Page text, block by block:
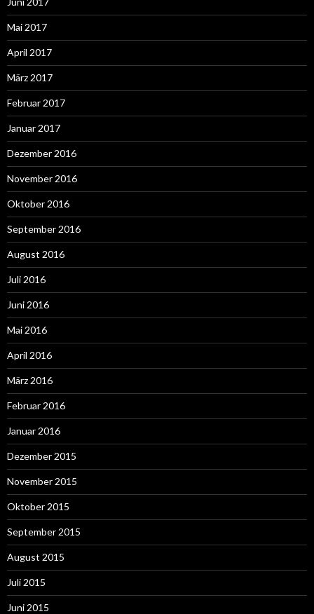
Mai 2017
April 2017
März 2017
Februar 2017
Januar 2017
Dezember 2016
November 2016
Oktober 2016
September 2016
August 2016
Juli 2016
Juni 2016
Mai 2016
April 2016
März 2016
Februar 2016
Januar 2016
Dezember 2015
November 2015
Oktober 2015
September 2015
August 2015
Juli 2015
Juni 2015